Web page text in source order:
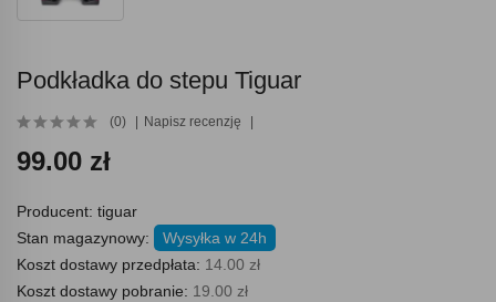
Podkładka do stepu Tiguar
(0) Napisz recenzję
99.00 zł
Producent: tiguar
Stan magazynowy:
Wysyłka w 24h
Koszt dostawy przedpłata: 14.00 zł
Koszt dostawy pobranie: 19.00 zł